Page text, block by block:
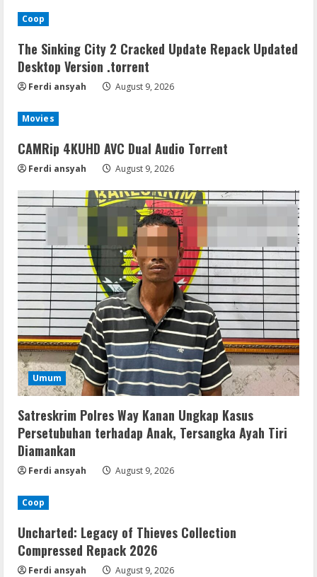
Coop
The Sinking City 2 Cracked Update Repack Updated
Desktop Version .torrent
Ferdi ansyah August 9, 2026
Movies
CAMRip 4KUHD AVC Dual Audio Torr𝐞nt
Ferdi ansyah August 9, 2026
Umum
Satreskrim Polres Way Kanan Ungkap Kasus
Persetubuhan terhadap Anak, Tersangka Ayah Tiri
Diamankan
Ferdi ansyah August 9, 2026
Coop
Uncharted: Legacy of Thieves Collection
Compressed Repack 2026
Ferdi ansyah August 9, 2026